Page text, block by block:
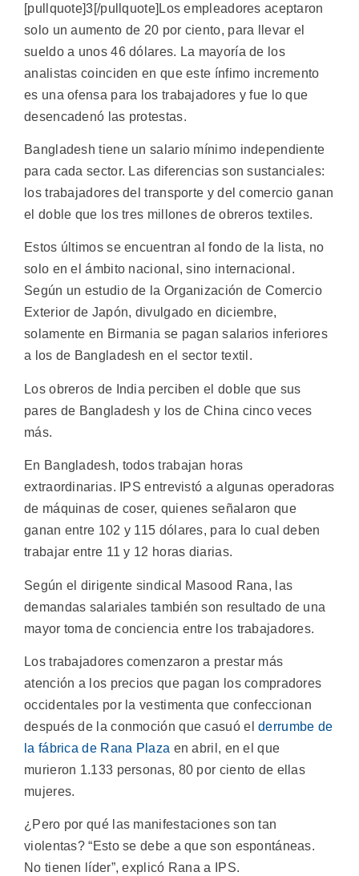
[pullquote]3[/pullquote]Los empleadores aceptaron
solo un aumento de 20 por ciento, para llevar el
sueldo a unos 46 dólares. La mayoría de los
analistas coinciden en que este ínfimo incremento
es una ofensa para los trabajadores y fue lo que
desencadenó las protestas.
Bangladesh tiene un salario mínimo independiente
para cada sector. Las diferencias son sustanciales:
los trabajadores del transporte y del comercio ganan
el doble que los tres millones de obreros textiles.
Estos últimos se encuentran al fondo de la lista, no
solo en el ámbito nacional, sino internacional.
Según un estudio de la Organización de Comercio
Exterior de Japón, divulgado en diciembre,
solamente en Birmania se pagan salarios inferiores
a los de Bangladesh en el sector textil.
Los obreros de India perciben el doble que sus
pares de Bangladesh y los de China cinco veces
más.
En Bangladesh, todos trabajan horas
extraordinarias. IPS entrevistó a algunas operadoras
de máquinas de coser, quienes señalaron que
ganan entre 102 y 115 dólares, para lo cual deben
trabajar entre 11 y 12 horas diarias.
Según el dirigente sindical Masood Rana, las
demandas salariales también son resultado de una
mayor toma de conciencia entre los trabajadores.
Los trabajadores comenzaron a prestar más
atención a los precios que pagan los compradores
occidentales por la vestimenta que confeccionan
después de la conmoción que casuó elderrumbe de
la fábrica de Rana Plaza en abril, en el que
murieron 1.133 personas, 80 por ciento de ellas
mujeres.
¿Pero por qué las manifestaciones son tan
violentas? “Esto se debe a que son espontáneas.
No tienen líder”, explicó Rana a IPS.